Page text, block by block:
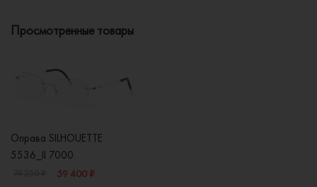
Просмотренные товары
Оправа SILHOUETTE
5536_II 7000
59 400 ₽